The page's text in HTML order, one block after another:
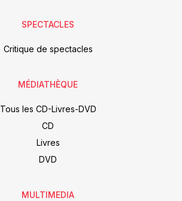
SPECTACLES
Critique de spectacles
MÉDIATHÈQUE
Tous les CD-Livres-DVD
CD
Livres
DVD
MULTIMEDIA